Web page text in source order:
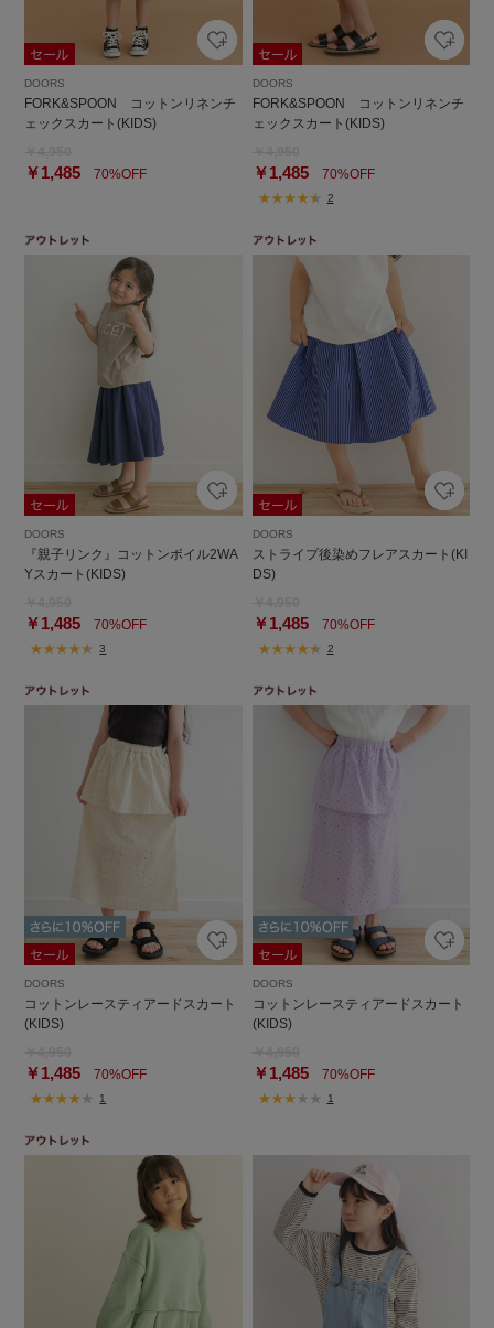
DOORS
FORK&SPOON コットンリネンチ
ェックスカート(KIDS)
￥1,485 70%OFF
DOORS
FORK&SPOON コットンリネンチ
ェックスカート(KIDS)
￥1,48570%OFF
2
DOORS
『親子リンク』コットンボイル2WA
Yスカート(KIDS)
￥1,485 70%OFF
3
DOORS
ストライプ後染めフレアスカート(KI
DS)
￥1,48570%OFF
2
DOORS
コットンレースティアードスカート
(KIDS)
￥1,485 70%OFF
1
DOORS
コットンレースティアードスカート
(KIDS)
￥1,48570%OFF
1